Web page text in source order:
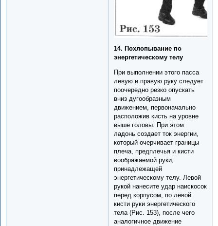
14. Похлопывание по
энергетическому телу
При выполнении этого пасса
левую и правую руку следует
поочередно резко опускать
вниз дугообразным
движением, первоначально
расположив кисть на уровне
выше головы. При этом
ладонь создает ток энергии,
который очерчивает границы
плеча, предплечья и кисти
воображаемой руки,
принадлежащей
энергетическому телу. Левой
рукой нанесите удар наискосок
перед корпусом, по левой
кисти руки энергетического
тела (Рис. 153), после чего
аналогичное движение